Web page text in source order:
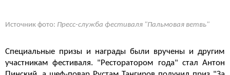
Источник фото: Пресс-служба фестиваля "Пальмовая ветвь"
Специальные призы и награды были вручены и другим
участникам фестиваля. "Ресторатором года" стал Антон